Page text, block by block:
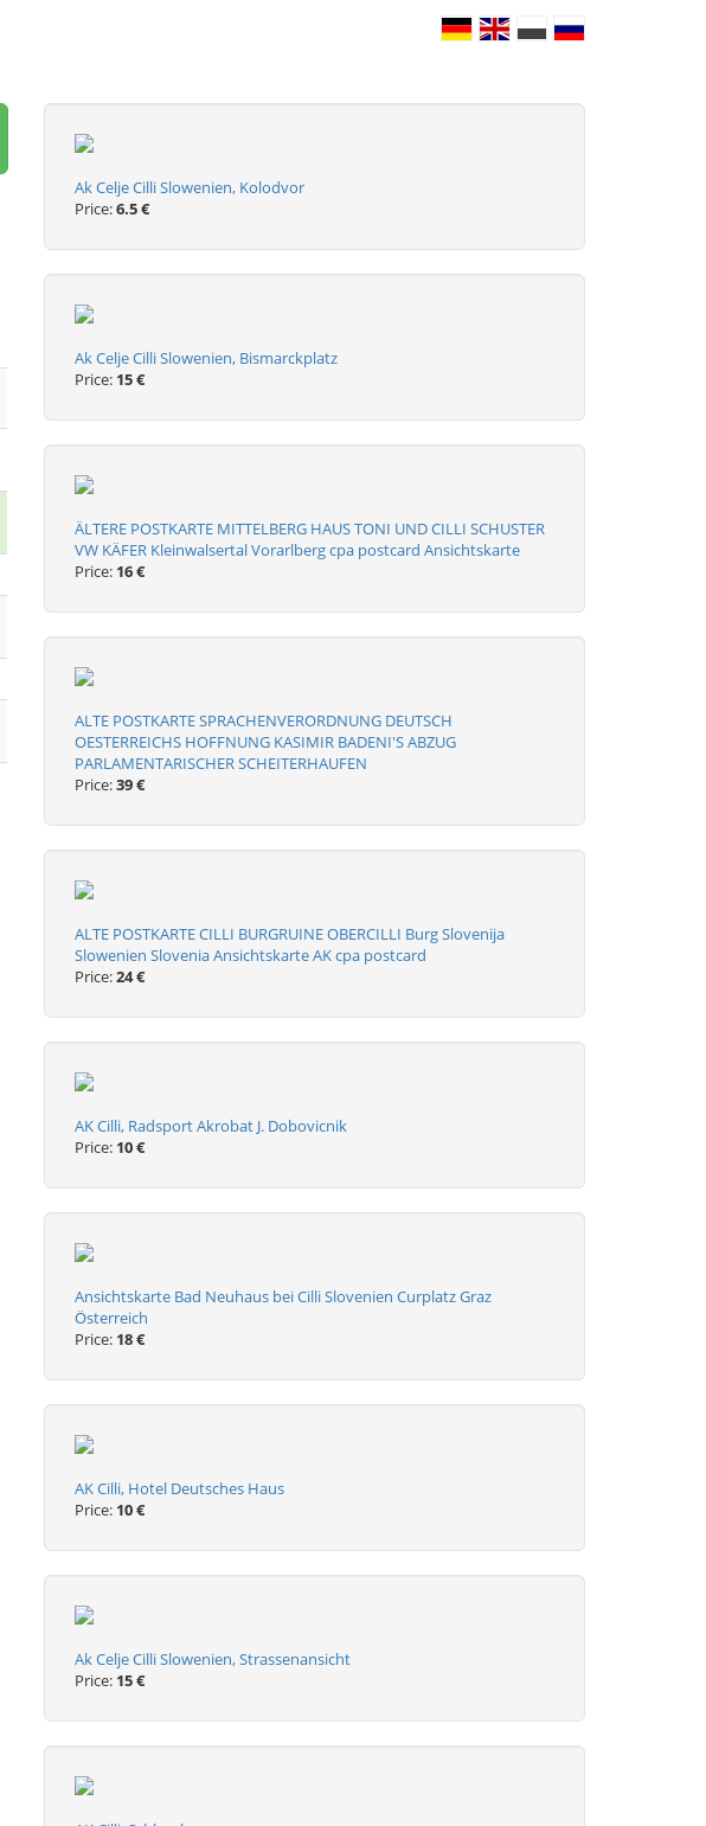
Ak Celje Cilli Slowenien, Kolodvor
Price:6.5 €
Ak Celje Cilli Slowenien, Bismarckplatz
Price: 15 €
ÄLTERE POSTKARTE MITTELBERG HAUS TONI UND CILLI SCHUSTER
VW KÄFER Kleinwalsertal Vorarlberg cpa postcard Ansichtskarte
Price: 16 €
ALTE POSTKARTE SPRACHENVERORDNUNG DEUTSCH
OESTERREICHS HOFFNUNG KASIMIR BADENI'S ABZUG
PARLAMENTARISCHER SCHEITERHAUFEN
Price:39 €
ALTE POSTKARTE CILLI BURGRUINE OBERCILLI Burg Slovenija
Slowenien Slovenia Ansichtskarte AK cpa postcard
Price:24 €
AK Cilli, Radsport Akrobat J. Dobovicnik
Price: 10 €
Ansichtskarte Bad Neuhaus bei Cilli Slovenien Curplatz Graz
Österreich
Price: 18 €
AK Cilli, Hotel Deutsches Haus
Price: 10 €
Ak Celje Cilli Slowenien, Strassenansicht
Price: 15 €